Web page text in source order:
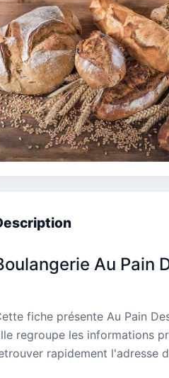
Au Pain
fiche présente Au Pain
regroupe les informations
rapidement l'adresse